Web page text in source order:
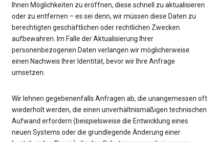
Ihnen Möglichkeiten zu eröffnen, diese schnell zu aktualisieren
oder zu entfernen – es sei denn, wir müssen diese Daten zu
berechtigten geschäftlichen oder rechtlichen Zwecken
aufbewahren. Im Falle der Aktualisierung Ihrer
personenbezogenen Daten verlangen wir möglicherweise
einen Nachweis Ihrer Identität, bevor wir Ihre Anfrage
umsetzen.
Wir lehnen gegebenenfalls Anfragen ab, die unangemessen oft
wiederholt werden, die einen unverhältnismäßigen technischen
Aufwand erfordern (beispielsweise die Entwicklung eines
neuen Systems oder die grundlegende Änderung einer